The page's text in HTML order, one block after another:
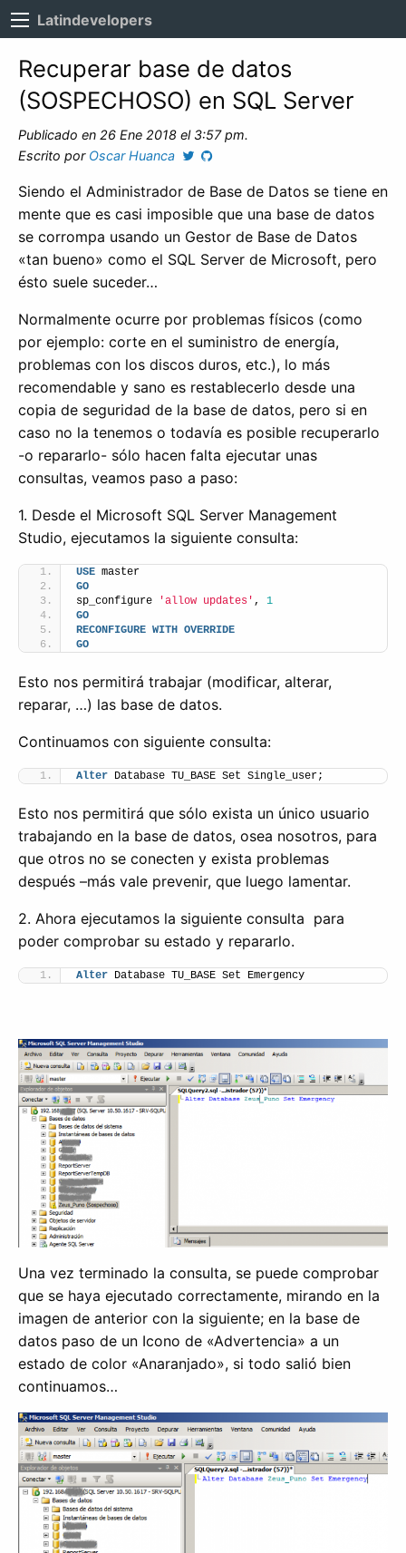
Latindevelopers
Recuperar base de datos
(SOSPECHOSO) en SQL Server
Publicado en 26 Ene 2018 el 3:57 pm.
Escrito por Oscar Huanca
Siendo el Administrador de Base de Datos se tiene en
mente que es casi imposible que una base de datos
se corrompa usando un Gestor de Base de Datos
«tan bueno» como el SQL Server de Microsoft, pero
ésto suele suceder…
Normalmente ocurre por problemas físicos (como
por ejemplo: corte en el suministro de energía,
problemas con los discos duros, etc.), lo más
recomendable y sano es restablecerlo desde una
copia de seguridad de la base de datos, pero si en
caso no la tenemos o todavía es posible recuperarlo
-o repararlo- sólo hacen falta ejecutar unas
consultas, veamos paso a paso:
1. Desde el Microsoft SQL Server Management
Studio, ejecutamos la siguiente consulta:
USE master
GO
sp_configure
'allow updates' , 1
GO
RECONFIGURE WITH OVERRIDE
GO
Esto nos permitirá trabajar (modificar, alterar,
reparar, …) las base de datos.
Continuamos con siguiente consulta:
Alter Database TU_BASE Set Single_user;
Esto nos permitirá que sólo exista un único usuario
trabajando en la base de datos, osea nosotros, para
que otros no se conecten y exista problemas
después –más vale prevenir, que luego lamentar.
2. Ahora ejecutamos la siguiente consulta para
poder comprobar su estado y repararlo.
Alter Database TU_BASE Set Emergency
Una vez terminado la consulta, se puede comprobar
que se haya ejecutado correctamente, mirando en la
imagen de anterior con la siguiente; en la base de
datos paso de un Icono de «Advertencia» a un
estado de color «Anaranjado», si todo salió bien
continuamos…